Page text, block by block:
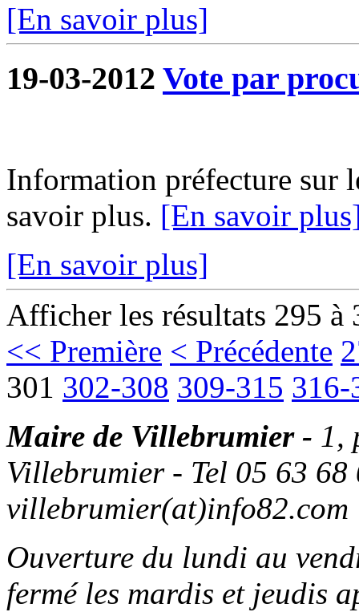
[En savoir plus]
19-03-2012 Vote par
Information préfecture sur
savoir plus. [En savoir
[En savoir plus]
Afficher les résultats 295 à
<< Première < Précédente
301 302-308 309-315 316-
Maire de Villebrumier - 1,
Villebrumier - Tel 05 63
villebrumier(at)info82.com
Ouverture du lundi au
fermé les mardis et jeudis